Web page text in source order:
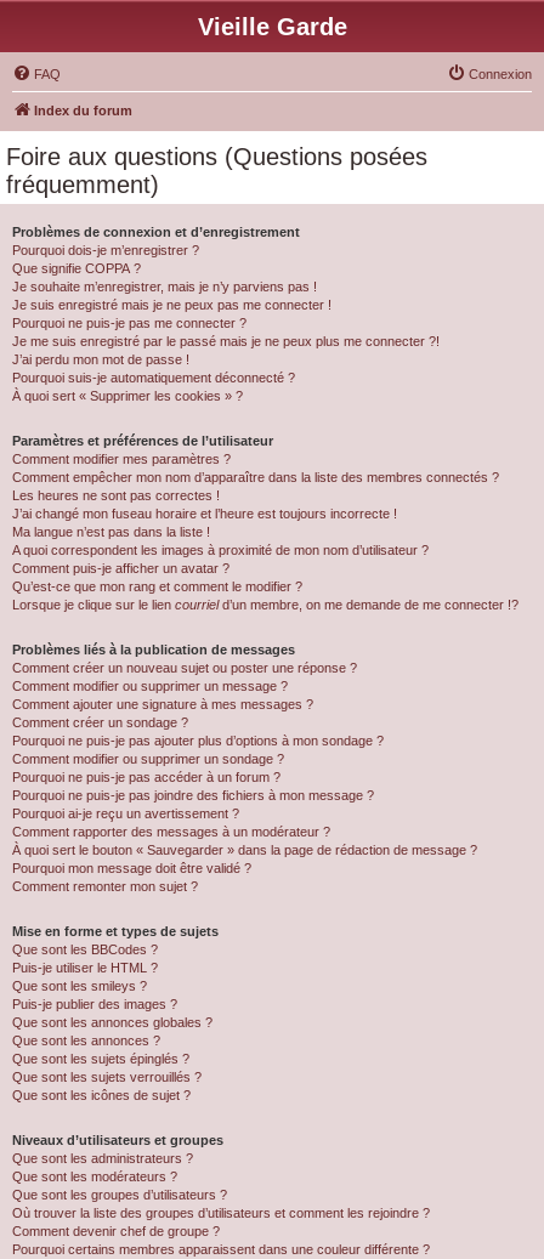
Vieille Garde
FAQ Connexion
Index du forum
Foire aux questions (Questions posées
fréquemment)
Problèmes de connexion et d’enregistrement
Pourquoi dois-je m’enregistrer ?
Que signifie COPPA ?
Je souhaite m’enregistrer, mais je n’y parviens pas !
Je suis enregistré mais je ne peux pas me connecter !
Pourquoi ne puis-je pas me connecter ?
Je me suis enregistré par le passé mais je ne peux plus me connecter ?!
J’ai perdu mon mot de passe !
Pourquoi suis-je automatiquement déconnecté ?
À quoi sert « Supprimer les cookies » ?
Paramètres et préférences de l’utilisateur
Comment modifier mes paramètres ?
Comment empêcher mon nom d’apparaître dans la liste des membres connectés ?
Les heures ne sont pas correctes !
J’ai changé mon fuseau horaire et l’heure est toujours incorrecte !
Ma langue n’est pas dans la liste !
A quoi correspondent les images à proximité de mon nom d’utilisateur ?
Comment puis-je afficher un avatar ?
Qu’est-ce que mon rang et comment le modifier ?
Lorsque je clique sur le lien courrield’un membre, on me demande de me connecter !?
Problèmes liés à la publication de messages
Comment créer un nouveau sujet ou poster une réponse ?
Comment modifier ou supprimer un message ?
Comment ajouter une signature à mes messages ?
Comment créer un sondage ?
Pourquoi ne puis-je pas ajouter plus d’options à mon sondage ?
Comment modifier ou supprimer un sondage ?
Pourquoi ne puis-je pas accéder à un forum ?
Pourquoi ne puis-je pas joindre des fichiers à mon message ?
Pourquoi ai-je reçu un avertissement ?
Comment rapporter des messages à un modérateur ?
À quoi sert le bouton « Sauvegarder » dans la page de rédaction de message ?
Pourquoi mon message doit être validé ?
Comment remonter mon sujet ?
Mise en forme et types de sujets
Que sont les BBCodes ?
Puis-je utiliser le HTML ?
Que sont les smileys ?
Puis-je publier des images ?
Que sont les annonces globales ?
Que sont les annonces ?
Que sont les sujets épinglés ?
Que sont les sujets verrouillés ?
Que sont les icônes de sujet ?
Niveaux d’utilisateurs et groupes
Que sont les administrateurs ?
Que sont les modérateurs ?
Que sont les groupes d’utilisateurs ?
Où trouver la liste des groupes d’utilisateurs et comment les rejoindre ?
Comment devenir chef de groupe ?
Pourquoi certains membres apparaissent dans une couleur différente ?